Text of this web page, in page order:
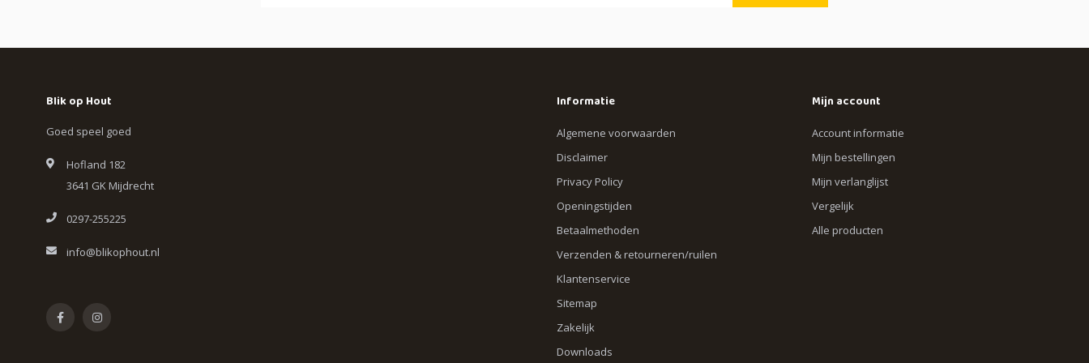
Blik op Hout
Goed speel goed
Hofland 182
3641 GK Mijdrecht
0297-255225
info@blikophout.nl
Informatie
Algemene voorwaarden
Disclaimer
Privacy Policy
Openingstijden
Betaalmethoden
Verzenden & retourneren/ruilen
Klantenservice
Sitemap
Zakelijk
Downloads
Mijn account
Account informatie
Mijn bestellingen
Mijn verlanglijst
Vergelijk
Alle producten